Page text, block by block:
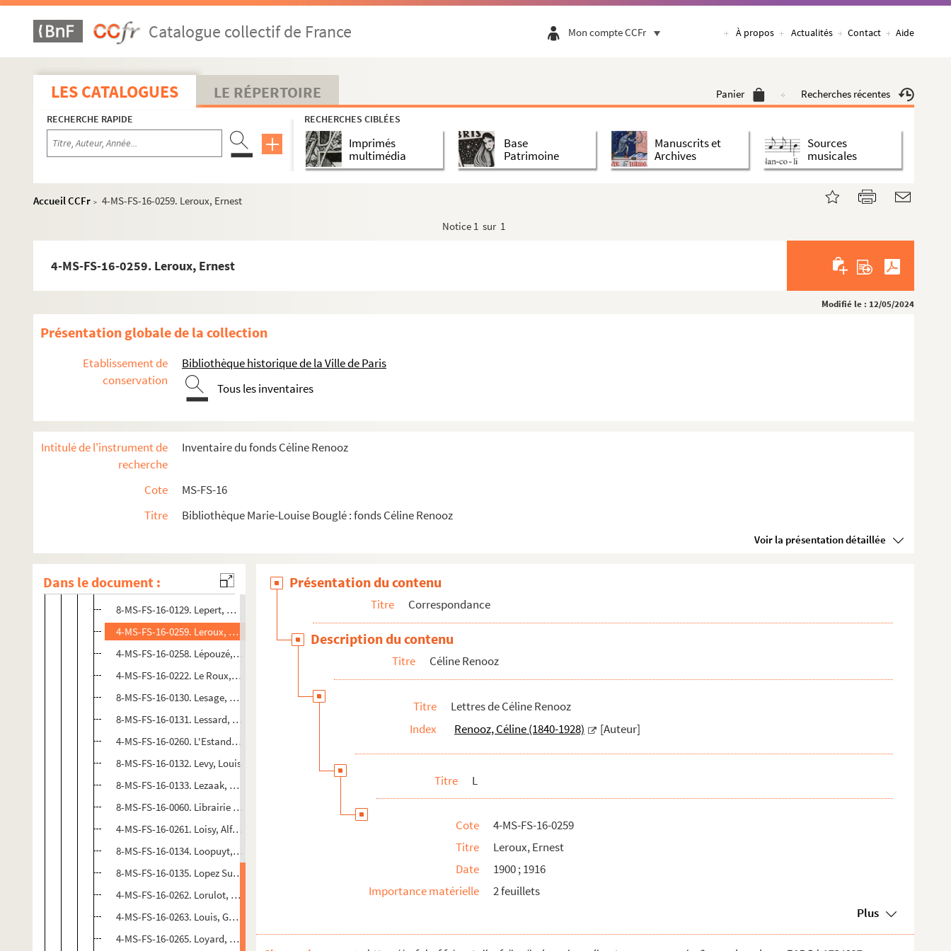
Catalogue collectif de France Mon compte CCFr À propos Actualités Contact Aide
LES CATALOGUES LE RÉPERTOIRE Panier Recherches récentes
RECHERCHE RAPIDE RECHERCHES CIBLÉES
Imprimés
multimédia
Base
Patrimoine
Manuscrits et
Archives
Sources
musicales
Accueil CCFr > 4-MS-FS-16-0259. Leroux, Ernest
Notice 1 sur 1
4-MS-FS-16-0259. Leroux, Ernest
Modifié le : 12/05/2024
Présentation globale de la collection
Etablissement de
conservation
Bibliothèque historique de la Ville de Paris
Tous les inventaires
Intitulé de l'instrument de
recherche
Inventaire du fonds Céline Renooz
Cote
MS-FS-16
Titre
Bibliothèque Marie-Louise Bouglé : fonds Céline Renooz
Voir la présentation détaillée
Dans le document :
8-MS-FS-16-0120. Landouzy, Monsieur
8-MS-FS-16-0121. Langres, Catherine
4-MS-FS-16-0239. Lanux, Jeanne de
4-MS-FS-16-0240. Lapicque, Louis
4-MS-FS-16-0241. Lapparent, Albert de
8-MS-FS-16-0123. Larousse, Madame
4-MS-FS-16-0244. Lauzanne, Stéphane
4-MS-FS-16-0246. Lazarewitch, Hélène
4-MS-FS-16-0248. Le Bon, Gustave
8-MS-FS-16-0127. Lèbre, Gaston
4-MS-FS-16-0250. Lecomte, Madame
4-MS-FS-16-0251. Lefort, Jean-Léo
4-MS-FS-16-0254. Legrelle de Ferrer, Madame
4-MS-FS-16-0256. Lemonnier, Camille
4-MS-FS-16-0257. Léopold II
8-MS-FS-16-0129. Lepert, Monsieur
4-MS-FS-16-0259. Leroux, Ernest
4-MS-FS-16-0258. Lépouzé, Alexandre
4-MS-FS-16-0222. Le Roux, Hugues
8-MS-FS-16-0130. Lesage, Monsieur
8-MS-FS-16-0131. Lessard, Monsieur
4-MS-FS-16-0260. L'Estandière, Monsieur de
8-MS-FS-16-0132. Levy, Louis
8-MS-FS-16-0133. Lezaak, Madame de
8-MS-FS-16-0060. Librairie Dorbon-Ainé
4-MS-FS-16-0261. Loisy, Alfred
8-MS-FS-16-0134. Loopuyt, Robert
8-MS-FS-16-0135. Lopez Suassol, Anna
4-MS-FS-16-0262. Lorulot, André
4-MS-FS-16-0263. Louis, Gabrielle
4-MS-FS-16-0265. Loyard, Madame de
Présentation du contenu
Titre Correspondance
Description du contenu
Titre Céline Renooz
Titre
Lettres de Céline Renooz
Index
Renooz, Céline (1840-1928) [Auteur]
Titre L
Cote
4-MS-FS-16-0259
Titre
Leroux, Ernest
Date
1900 ; 1916
Importance matérielle
2 feuillets
Plus